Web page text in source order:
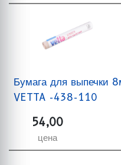
Бумага для выпечки
VETTA -438-110
54,00
цена